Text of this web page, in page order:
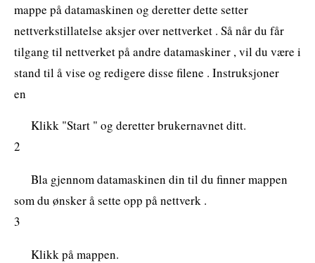
mappe på datamaskinen og deretter dette setter
nettverkstillatelse aksjer over nettverket . Så når du får
tilgang til nettverket på andre datamaskiner , vil du være i
stand til å vise og redigere disse filene . Instruksjoner
en
Klikk "Start " og deretter brukernavnet ditt.
2
Bla gjennom datamaskinen din til du finner mappen
som du ønsker å sette opp på nettverk .
3
Klikk på mappen.